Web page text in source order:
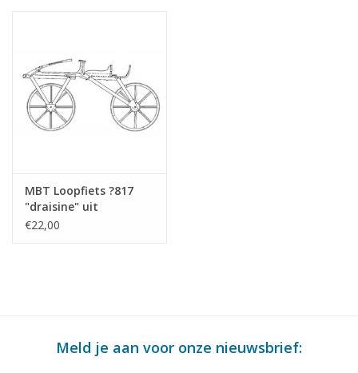
MBT Loopfiets ?817
"draisine" uit
Duitsland -
€22,00
Meld je aan voor onze nieuwsbrief: